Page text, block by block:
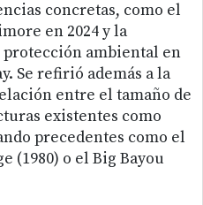
concretas, como el
en 2024 y la
protección ambiental en
Se refirió además a la
entre el tamaño de
existentes como
precedentes como el
(1980) o el Big Bayou